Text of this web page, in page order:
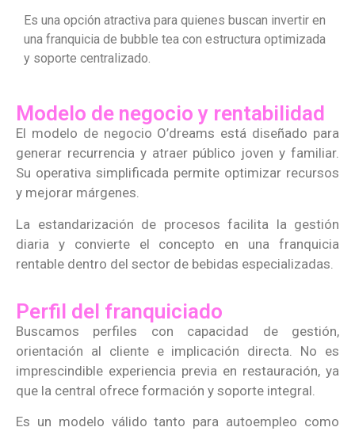
Es una opción atractiva para quienes buscan invertir en
una franquicia de bubble tea con estructura optimizada
y soporte centralizado.
Modelo de negocio y rentabilidad
El modelo de negocio O’dreams está diseñado para
generar recurrencia y atraer público joven y familiar.
Su operativa simplificada permite optimizar recursos
y mejorar márgenes.
La estandarización de procesos facilita la gestión
diaria y convierte el concepto en una franquicia
rentable dentro del sector de bebidas especializadas.
Perfil del franquiciado
Buscamos perfiles con capacidad de gestión,
orientación al cliente e implicación directa. No es
imprescindible experiencia previa en restauración, ya
que la central ofrece formación y soporte integral.
Es un modelo válido tanto para autoempleo como